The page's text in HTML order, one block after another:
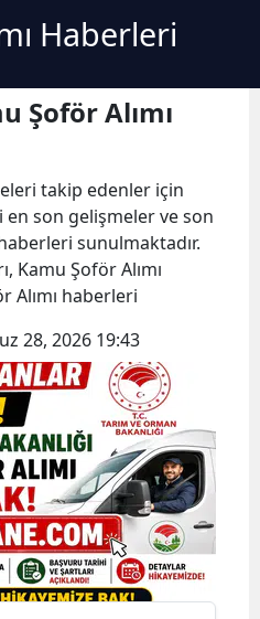
Haberleri
Şoför Alımı
takip edenler için
en son gelişmeler ve son
sunulmaktadır.
Kamu Şoför Alımı
Alımı haberleri
28, 2026 19:43